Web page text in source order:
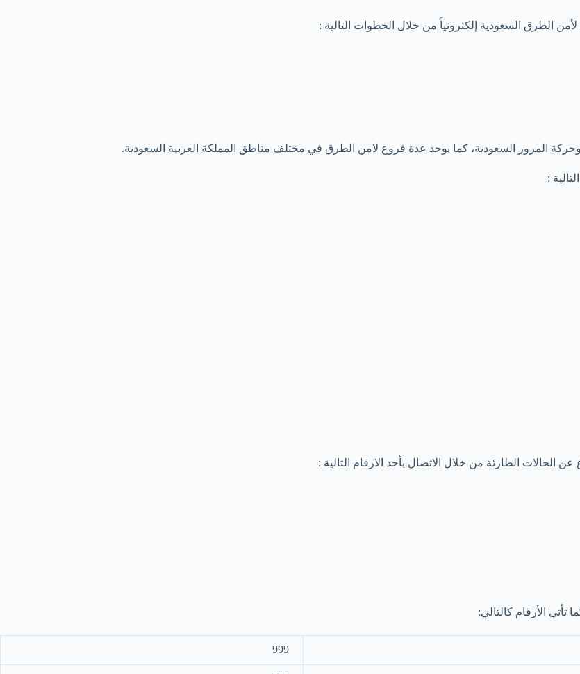
الطرق السعودية إلكترونياً من خلال الخطوات التالية :
وحركة المرور السعودية، كما يوجد عدة فروع لامن الطرق في مختلف مناطق المملكة العربية السعودية.
:
الطارئة من خلال الاتصال بأحد الارقام التالية :
تأتي الأرقام كالتالي: